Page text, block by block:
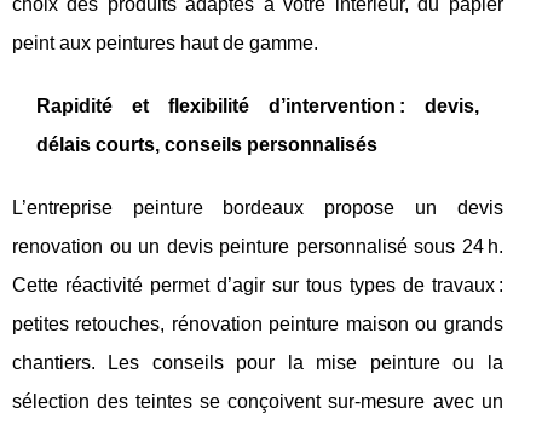
choix des produits adaptés à votre intérieur, du papier
peint aux peintures haut de gamme.
Rapidité et flexibilité d’intervention : devis,
délais courts, conseils personnalisés
L’entreprise peinture bordeaux propose un devis
renovation ou un devis peinture personnalisé sous 24 h.
Cette réactivité permet d’agir sur tous types de travaux :
petites retouches, rénovation peinture maison ou grands
chantiers. Les conseils pour la mise peinture ou la
sélection des teintes se conçoivent sur-mesure avec un